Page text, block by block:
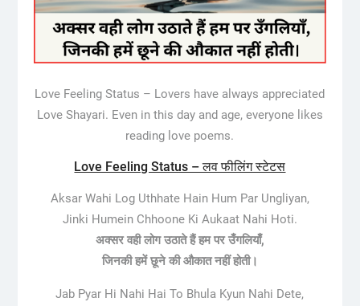
Love Feeling Status – Lovers have always appreciated
Love Shayari. Even in this day and age, everyone likes
reading love poems.
Love Feeling Status – लव फीलिंग स्टेटस
Aksar Wahi Log Uthhate Hain Hum Par Ungliyan,
Jinki Humein Chhoone Ki Aukaat Nahi Hoti.
अक्सर वही लोग उठाते हैं हम पर उँगलियाँ,
जिनकी हमें छूने की औकात नहीं होती।
Jab Pyar Hi Nahi Hai To Bhula Kyun Nahi Dete,